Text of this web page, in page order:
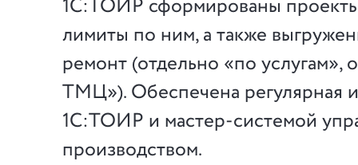
1С:ТОИР сформированы
лимиты по ним, а также
ремонт (отдельно «по услугам»,
ТМЦ»). Обеспечена регулярная
1С:ТОИР и мастер-системой
производством.